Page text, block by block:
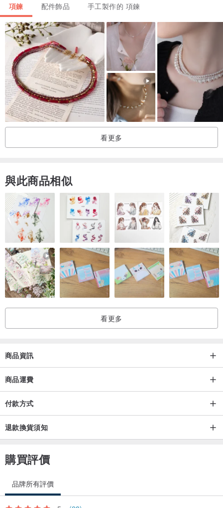
能為您的鎖骨線條，
增添一抹低調的華麗。
無論單獨配戴或層疊混搭，
皆能巧妙融入各種風格。
敬請親身體驗其細緻的佩戴感受。
不僅適合日常配戴，
作為給自己的獎勵，
------------------------------------------------------------------------
▶︎無論是單顆或串珠項鍊，
皆配有醫療級不鏽鋼延長鍊。
------------------------------------------------------------------------
【尺寸】
單顆珍珠項鍊:
單顆貝珠尺寸: 約4mm (可能因個體差異而略有不同)
項鍊全長 : 約40cm + 延長鍊約5cm
日本製 研磨貝珠 (Migaki Pearl)
(無鎳電鍍金色處理)
------------------------------------------------------------------------
項鍊 配件飾品 手工製作的 項鍊
看更多
與此商品相似
看更多
商品資訊
商品運費
付款方式
退款換貨須知
購買評價
品牌所有評價